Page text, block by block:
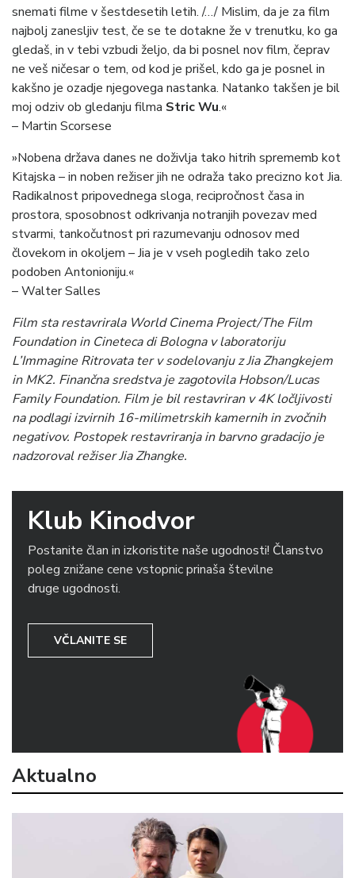
snemati filme v šestdesetih letih. /…/ Mislim, da je za film
najbolj zanesljiv test, če se te dotakne že v trenutku, ko ga
gledaš, in v tebi vzbudi željo, da bi posnel nov film, čeprav
ne veš ničesar o tem, od kod je prišel, kdo ga je posnel in
kakšno je ozadje njegovega nastanka. Natanko takšen je bil
moj odziv ob gledanju filma Stric Wu.«
– Martin Scorsese
»Nobena država danes ne doživlja tako hitrih sprememb kot
Kitajska – in noben režiser jih ne odraža tako precizno kot Jia.
Radikalnost pripovednega sloga, recipročnost časa in
prostora, sposobnost odkrivanja notranjih povezav med
stvarmi, tankočutnost pri razumevanju odnosov med
človekom in okoljem – Jia je v vseh pogledih tako zelo
podoben Antonioniju.«
– Walter Salles
Film sta restavrirala World Cinema Project/The Film
Foundation in Cineteca di Bologna v laboratoriju
L’Immagine Ritrovata ter v sodelovanju z Jia Zhangkejem
in MK2. Finančna sredstva je zagotovila Hobson/Lucas
Family Foundation. Film je bil restavriran v 4K ločljivosti
na podlagi izvirnih 16-milimetrskih kamernih in zvočnih
negativov. Postopek restavriranja in barvno gradacijo je
nadzoroval režiser Jia Zhangke.
Klub Kinodvor
Postanite član in izkoristite naše ugodnosti! Članstvo
poleg znižane cene vstopnic prinaša številne
druge ugodnosti.
VČLANITE SE
Aktualno